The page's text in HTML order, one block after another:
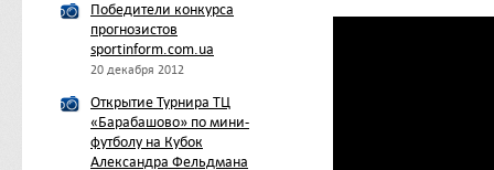
Победители конкурса
прогнозистов
sportinform.com.ua
20 декабря 2012
Открытие Турнира ТЦ
«Барабашово» по мини-
футболу на Кубок
Александра Фельдмана